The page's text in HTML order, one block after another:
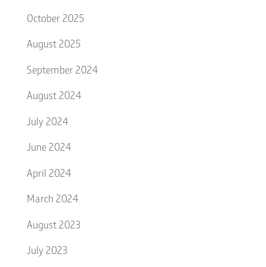
October 2025
August 2025
September 2024
August 2024
July 2024
June 2024
April 2024
March 2024
August 2023
July 2023